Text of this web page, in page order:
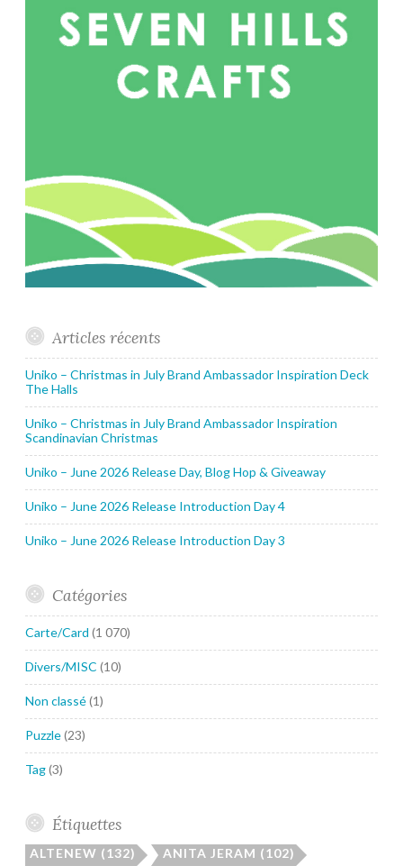
Articles récents
Uniko – Christmas in July Brand Ambassador Inspiration Deck
The Halls
Uniko – Christmas in July Brand Ambassador Inspiration
Scandinavian Christmas
Uniko – June 2026 Release Day, Blog Hop & Giveaway
Uniko – June 2026 Release Introduction Day 4
Uniko – June 2026 Release Introduction Day 3
Catégories
Carte/Card (1 070)
Divers/MISC (10)
Non classé(1)
Puzzle(23)
Tag(3)
Étiquettes
ALTENEW (132) ANITA JERAM (102)